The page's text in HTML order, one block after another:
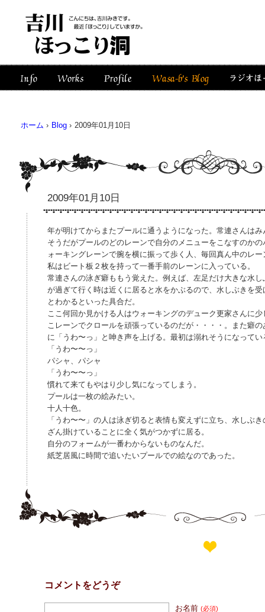
ホーム › Blog › 2009年01月10日
2009年01月10日
年が明けてからまたプールに通うようになった。常連さんは
そうだがプールのどのレーンで自分のメニューをこなすのか
ォーキングレーンで腕を横に振って歩く人、毎回真ん中のレ
私はビート板２枚を持って一番手前のレーンに入っている。
常連さんの泳ぎ癖ももう覚えた。例えば、左足だけ大きな水
が過ぎて行く時は近くに居ると水をかぶるので、水しぶきを
とわかるといった具合だ。
ここ何回か見かける人はウォーキングのデューク更家さんに
こレーンでクロールを頑張っているのだが・・・・。また癖
に「うわ〜っ」と呻き声を上げる。最初は溺れそうになって
「うわ〜〜っ」
パシャ、パシャ
「うわ〜〜っ」
慣れて来てもやはり少し気になってしまう。
プールは一枚の絵みたい。
十人十色。
「うわ〜〜」の人は泳ぎ切ると表情も変えずに立ち、水しぶ
ざん掛けていることに全く気がつかずに居る。
自分のフォームが一番わからないものなんだ。
紙芝居風に時間で追いたいプールでの絵なのであった。
コメントをどうぞ
お名前(必須)